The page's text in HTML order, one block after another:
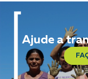
Ajude a